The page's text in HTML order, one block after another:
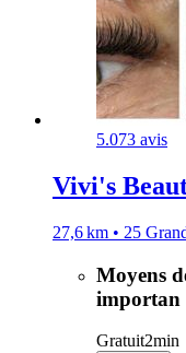
5.073 avis
Vivi's
27,6 km • 25
Moyens
importan
Gratuit2min